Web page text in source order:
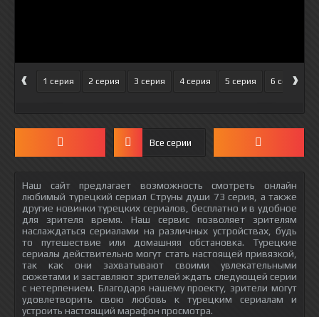
‹ 1 серия 2 серия 3 серия 4 серия 5 серия 6 серия
›
Все серии
Наш сайт предлагает возможность смотреть онлайн
любимый турецкий сериал Струны души 73 серия, а также
другие новинки турецких сериалов, бесплатно и в удобное
для зрителя время. Наш сервис позволяет зрителям
наслаждаться сериалами на различных устройствах, будь
то путешествие или домашняя обстановка. Турецкие
сериалы действительно могут стать настоящей привязкой,
так как они захватывают своими увлекательными
сюжетами и заставляют зрителей ждать следующей серии
с нетерпением. Благодаря нашему проекту, зрители могут
удовлетворить свою любовь к турецким сериалам и
устроить настоящий марафон просмотра.